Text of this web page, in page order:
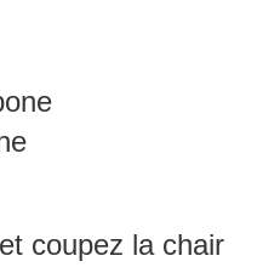
coupez la chair